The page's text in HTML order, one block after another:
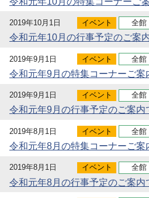
2019年10月1日 イベント 全館
令和元年10月の行事予定のご案
2019年9月1日 イベント 全館
令和元年9月の特集コーナーご案
2019年9月1日 イベント 全館
令和元年9月の行事予定のご案内
2019年8月1日 イベント 全館
令和元年8月の特集コーナーご案
2019年8月1日 イベント 全館
令和元年8月の行事予定のご案内